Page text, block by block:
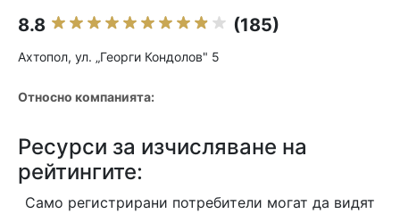
8.8 (185)
Ахтопол, ул. „Георги Кондолов" 5
Относно компанията:
Ресурси за изчисляване на
рейтингите:
Само регистрирани потребители могат да видят